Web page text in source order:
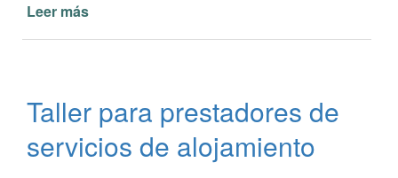
Leer más
clausuras
pérdidas
Taller para prestadores de
servicios de alojamiento